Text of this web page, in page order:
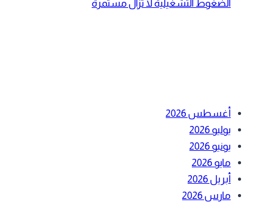
الضغوط التشغيلية لا تزال مستمرة
أغسطس 2026
يوليو 2026
يونيو 2026
مايو 2026
أبريل 2026
مارس 2026